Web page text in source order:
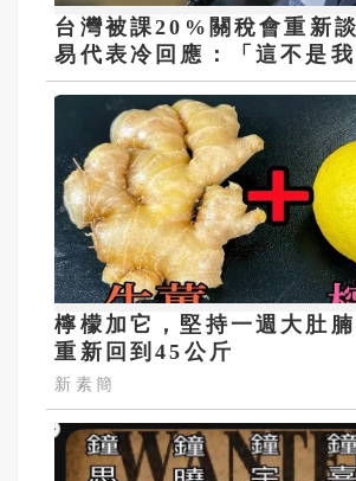
台灣被課20%關稅會重新
易代表冷回應：「這不是我
檸檬加它，堅持一週大肚腩
重新回到45公斤
新素簡